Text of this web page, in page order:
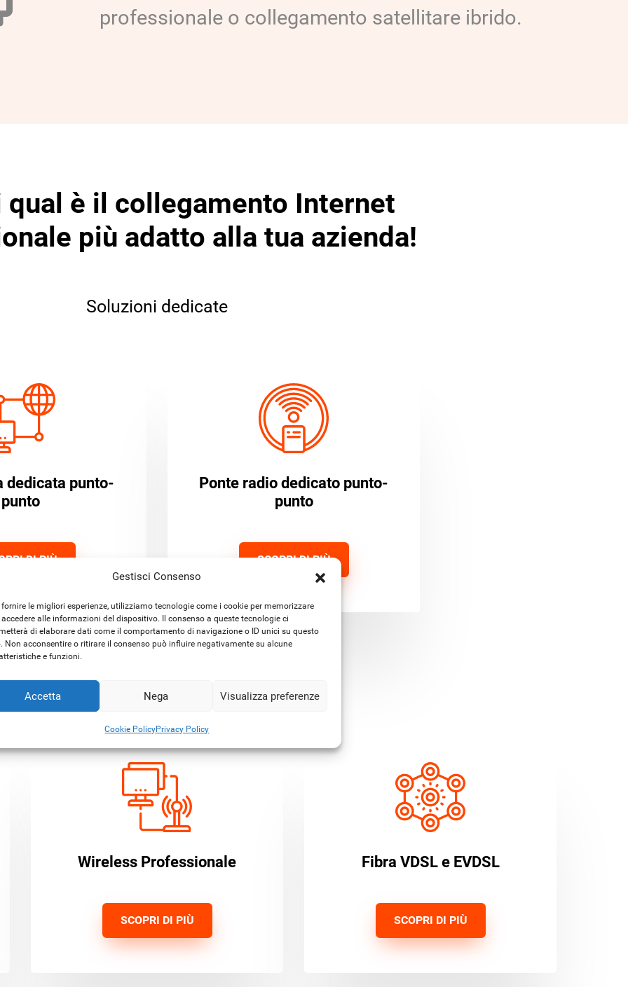
Gestisci Consenso
fornire le migliori esperienze, utilizziamo tecnologie come i cookie per memorizzare
alle informazioni del dispositivo. Il consenso a queste tecnologie ci
di elaborare dati come il comportamento di navigazione o ID unici su questo
Non acconsentire o ritirare il consenso può influire negativamente su alcune
e funzioni.
Accetta Nega Visualizza preferenze
Cookie PolicyPrivacy Policy
professionale o collegamento satellitare ibrido.
qual è il collegamento Internet
più adatto alla tua azienda!
Soluzioni dedicate
dedicata punto-
punto
DI PIÙ
Ponte radio dedicato punto-
punto
SCOPRI DI PIÙ
Soluzioni condivise
Wireless Professionale
SCOPRI DI PIÙ
Fibra VDSL e EVDSL
SCOPRI DI PIÙ